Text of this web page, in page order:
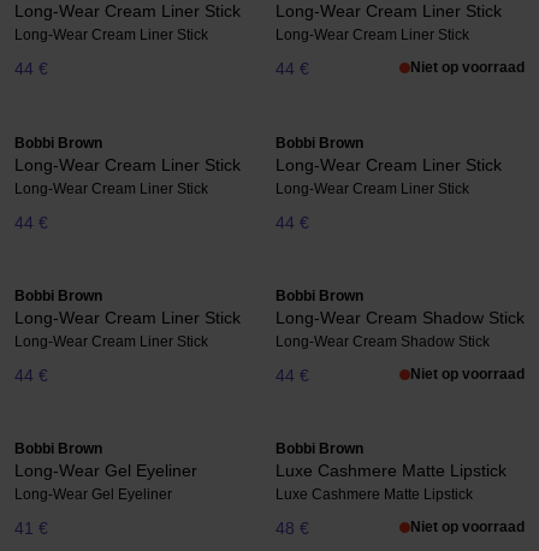
Long-Wear Cream Liner Stick
Long-Wear Cream Liner Stick
44 €
Long-Wear Cream Liner Stick
Long-Wear Cream Liner Stick
44 € Niet op voorraad
Bobbi Brown
Long-Wear Cream Liner Stick
Long-Wear Cream Liner Stick
44 €
Bobbi Brown
Long-Wear Cream Liner Stick
Long-Wear Cream Liner Stick
44 €
Bobbi Brown
Long-Wear Cream Liner Stick
Long-Wear Cream Liner Stick
44 €
Bobbi Brown
Long-Wear Cream Shadow Stick
Long-Wear Cream Shadow Stick
44 € Niet op voorraad
Bobbi Brown
Long-Wear Gel Eyeliner
Long-Wear Gel Eyeliner
41 €
Bobbi Brown
Luxe Cashmere Matte Lipstick
Luxe Cashmere Matte Lipstick
48 € Niet op voorraad